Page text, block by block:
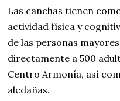
Las canchas tienen
actividad física y
de las personas
directamente a 500
Centro Armonía, así
aledañas.